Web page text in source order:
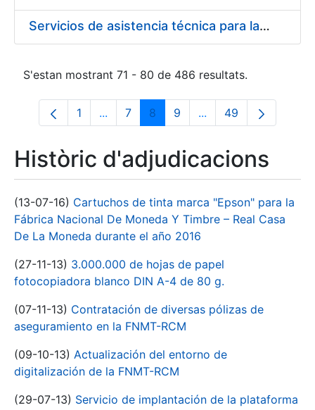
Servicios de asistencia técnica para la realización de análisis de las aguas potables
S'estan mostrant 71 - 80 de 486 resultats.
Pàgina
1 ...Pàgines intermèdies Utilitzeu TAB per
Pàgina
7 Pàgina
8 Pàgina
9 ...Pàgines intermèdies
Pàgina
49
Històric d'adjudicacions
(13-07-16) Cartuchos de tinta marca "Epson" para la
Fábrica Nacional De Moneda Y Timbre – Real Casa
De La Moneda durante el año 2016
(27-11-13) 3.000.000 de hojas de papel
fotocopiadora blanco DIN A-4 de 80 g.
(07-11-13) Contratación de diversas pólizas de
aseguramiento en la FNMT-RCM
(09-10-13) Actualización del entorno de
digitalización de la FNMT-RCM
(29-07-13) Servicio de implantación de la plataforma